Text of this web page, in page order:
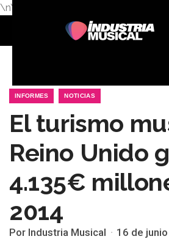
\n\n
INFORMES NOTICIAS
El turismo
Reino Unido
4.135€
2014
Por Industria Musical 16 de